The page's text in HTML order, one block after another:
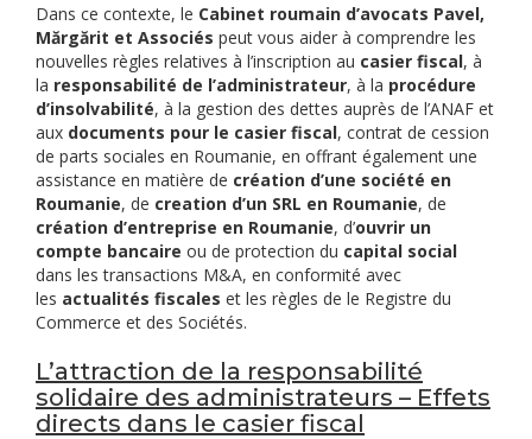
Dans ce contexte, le Cabinet roumain d’avocats Pavel,
Mărgărit et Associés peut vous aider à comprendre les
nouvelles règles relatives à l’inscription au casier fiscal, à
la responsabilité de l’administrateur, à la procédure
d’insolvabilité, à la gestion des dettes auprès de l’ANAF et
aux documents pour le casier fiscal, contrat de cession
de parts sociales en Roumanie, en offrant également une
assistance en matière de création d’une société en
Roumanie, de creation d’un SRL en Roumanie, de
création d’entreprise en Roumanie, d’ouvrir un
compte bancaire ou de protection du capital social
dans les transactions M&A, en conformité avec
les actualités fiscales et les règles de le Registre du
Commerce et des Sociétés.
L’attraction de la responsabilité
solidaire des administrateurs – Effets
directs dans le casier fiscal